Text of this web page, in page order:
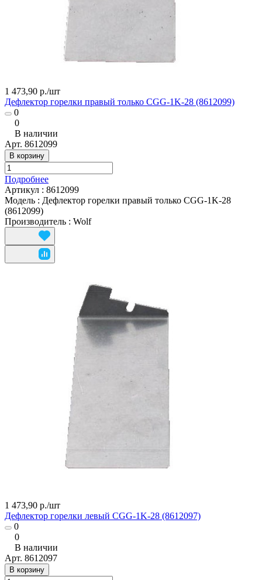
1 473,90 р./шт
Дефлектор горелки правый только CGG-1K-28 (8612099)
0
0
В наличии
Арт. 8612099
В корзину
Подробнее
Артикул : 8612099
Модель : Дефлектор горелки правый только CGG-1K-28
(8612099)
Производитель : Wolf
1 473,90 р./шт
Дефлектор горелки левый CGG-1K-28 (8612097)
0
0
В наличии
Арт. 8612097
В корзину